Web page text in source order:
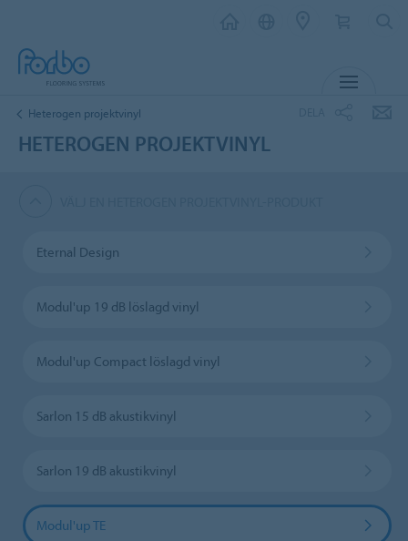
Heterogen projektvinyl
HETEROGEN PROJEKTVINYL
Eternal Design
Modul'up 19 dB löslagd vinyl
Modul'up Compact löslagd vinyl
Sarlon 15 dB akustikvinyl
Sarlon 19 dB akustikvinyl
Modul'up TE